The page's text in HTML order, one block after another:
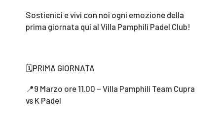
Sostienici e vivi con noi ogni emozione della
prima giornata qui al Villa Pamphili Padel Club!
🗓️PRIMA GIORNATA
📍9 Marzo ore 11.00 – Villa Pamphili Team Cupra
vs K Padel